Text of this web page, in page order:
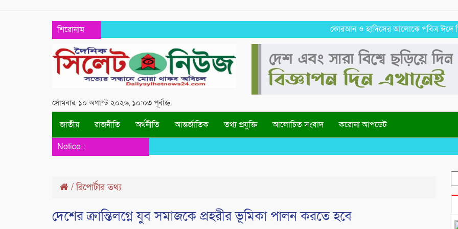
শিরোনাম কোরআন ও হাদিসের আলোকে পবিত্র ঈদে
সোমবার, ১০ অগাস্ট ২০২৬, ১০:০৩ পূর্বাহ্ন
জাতীয় রাজনীতি অর্থনীতি আন্তর্জাতিক তথ্য প্রযুক্তি আলোচিত সংবাদ
করোনা আপডেট
Notice :
/রিপোর্টার তথ্য
দেশের ক্রান্তিলগ্নে যুব সমাজকে প্রহরীর ভূমিকা পালন করতে হবে